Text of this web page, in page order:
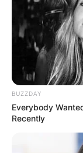
Paris-Turf-TIP
Paris-turf.com
Spécial-
Tiercé-
Turfomania M :
Tropiques-FM :
Week-End-
BUZZDAY
Everybody
Recently